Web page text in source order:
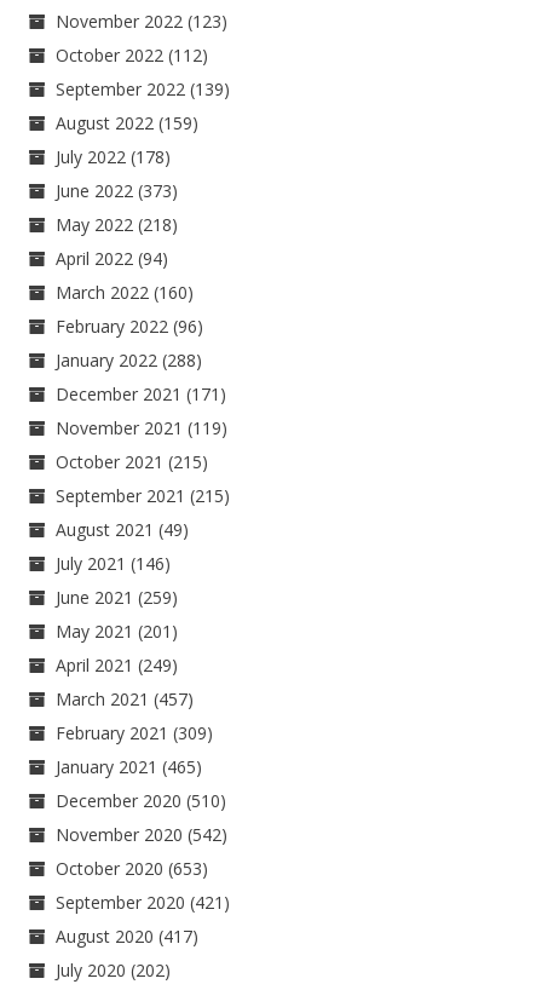
November 2022 (123)
October 2022 (112)
September 2022 (139)
August 2022 (159)
July 2022 (178)
June 2022 (373)
May 2022 (218)
April 2022 (94)
March 2022 (160)
February 2022 (96)
January 2022 (288)
December 2021 (171)
November 2021 (119)
October 2021 (215)
September 2021 (215)
August 2021 (49)
July 2021 (146)
June 2021 (259)
May 2021 (201)
April 2021 (249)
March 2021 (457)
February 2021 (309)
January 2021 (465)
December 2020 (510)
November 2020 (542)
October 2020 (653)
September 2020 (421)
August 2020 (417)
July 2020 (202)